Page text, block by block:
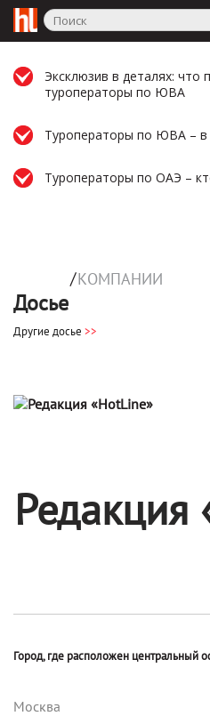
Эксклюзив в деталях: что
туроператоры по ЮВА
Туроператоры по ЮВА – в
Туроператоры по ОАЭ –
Досье
/КОМПАНИИ
Другие досье >>
Редакция
Город, где расположен центральный
Москва